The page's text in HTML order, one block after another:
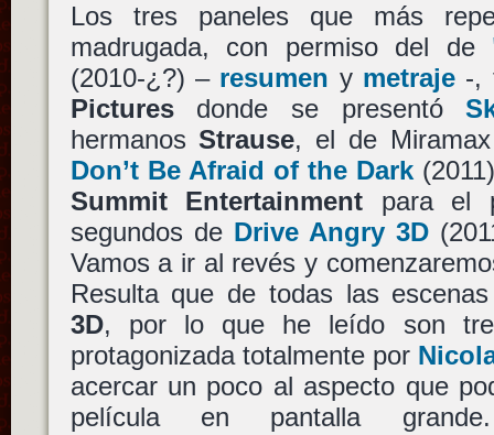
Los tres paneles que más
madrugada, con permiso del de
(2010-¿?) – resumen y metraje-,
Picturesdonde se presentó
hermanosStrause, el de
Don’t Be Afraid of the Dark
Summit Entertainment para el
segundos de Drive Angry 3D
Vamos a ir al revés y
Resulta que de todas las
3D, por lo que he leído son
protagonizada totalmente por
acercar un poco al aspecto que
película en pantalla